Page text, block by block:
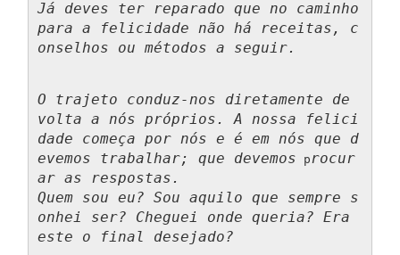
Já deves ter reparado que no caminho
para a felicidade não há receitas, c
onselhos ou métodos a seguir.
O trajeto conduz-nos diretamente de
volta a nós próprios. A nossa felici
dade começa por nós e é em nós que d
evemos trabalhar; que devemos procur
ar as respostas.
Quem sou eu? Sou aquilo que sempre s
onhei ser? Cheguei onde queria? Era
este o final desejado?